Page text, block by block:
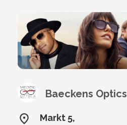
Baeckens Optics
Markt 5,